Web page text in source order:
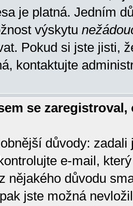
je platná. Jedním
výskytu
Pokud si jste jisti,
kontaktujte
se
důvody:
e-mail,
nějakého důvodu
jste možná